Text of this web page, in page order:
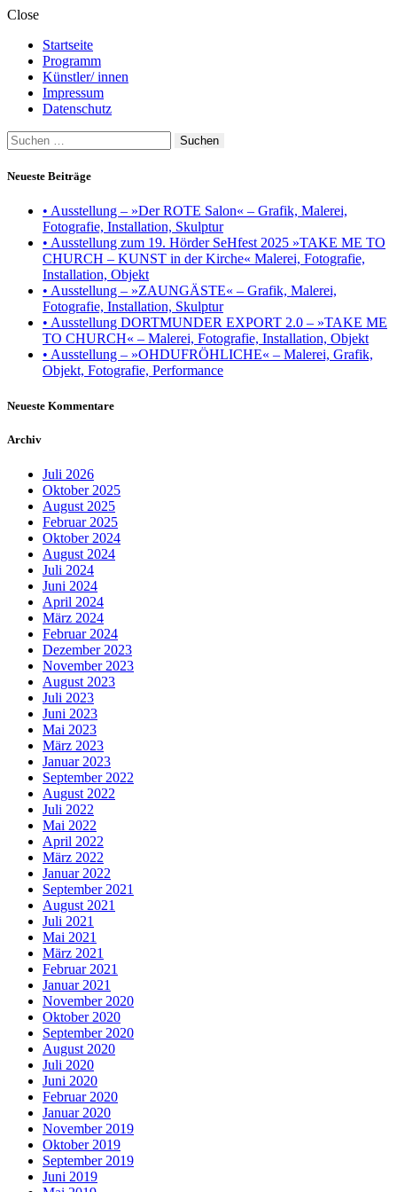
Close
Startseite
Programm
Künstler/ innen
Impressum
Datenschutz
Suchen
nach:
Neueste Beiträge
• Ausstellung – »Der ROTE Salon« – Grafik, Malerei,
Fotografie, Installation, Skulptur
• Ausstellung zum 19. Hörder SeHfest 2025 »TAKE ME TO
CHURCH – KUNST in der Kirche« Malerei, Fotografie,
Installation, Objekt
• Ausstellung – »ZAUNGÄSTE« – Grafik, Malerei,
Fotografie, Installation, Skulptur
• Ausstellung DORTMUNDER EXPORT 2.0 – »TAKE ME
TO CHURCH« – Malerei, Fotografie, Installation, Objekt
• Ausstellung – »OHDUFRÖHLICHE« – Malerei, Grafik,
Objekt, Fotografie, Performance
Neueste Kommentare
Archiv
Juli 2026
Oktober 2025
August 2025
Februar 2025
Oktober 2024
August 2024
Juli 2024
Juni 2024
April 2024
März 2024
Februar 2024
Dezember 2023
November 2023
August 2023
Juli 2023
Juni 2023
Mai 2023
März 2023
Januar 2023
September 2022
August 2022
Juli 2022
Mai 2022
April 2022
März 2022
Januar 2022
September 2021
August 2021
Juli 2021
Mai 2021
März 2021
Februar 2021
Januar 2021
November 2020
Oktober 2020
September 2020
August 2020
Juli 2020
Juni 2020
Februar 2020
Januar 2020
November 2019
Oktober 2019
September 2019
Juni 2019